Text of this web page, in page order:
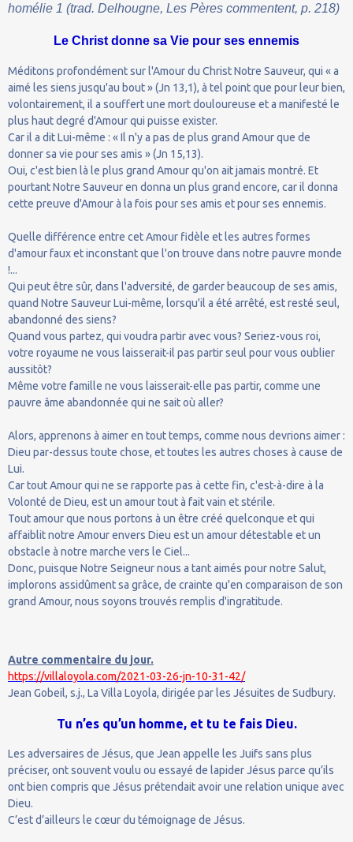
homélie 1 (trad. Delhougne, Les Pères commentent, p. 218)
Le Christ donne sa Vie pour ses ennemis
Méditons profondément sur l'Amour du Christ Notre Sauveur, qui « a
aimé les siens jusqu'au bout » (Jn 13,1), à tel point que pour leur bien,
volontairement, il a souffert une mort douloureuse et a manifesté le
plus haut degré d'Amour qui puisse exister.
Car il a dit Lui-même : « Il n'y a pas de plus grand Amour que de
donner sa vie pour ses amis » (Jn 15,13).
Oui, c'est bien là le plus grand Amour qu'on ait jamais montré. Et
pourtant Notre Sauveur en donna un plus grand encore, car il donna
cette preuve d'Amour à la fois pour ses amis et pour ses ennemis.
Quelle différence entre cet Amour fidèle et les autres formes
d'amour faux et inconstant que l'on trouve dans notre pauvre monde
!...
Qui peut être sûr, dans l'adversité, de garder beaucoup de ses amis,
quand Notre Sauveur Lui-même, lorsqu'il a été arrêté, est resté seul,
abandonné des siens?
Quand vous partez, qui voudra partir avec vous? Seriez-vous roi,
votre royaume ne vous laisserait-il pas partir seul pour vous oublier
aussitôt?
Même votre famille ne vous laisserait-elle pas partir, comme une
pauvre âme abandonnée qui ne sait où aller?
Alors, apprenons à aimer en tout temps, comme nous devrions aimer :
Dieu par-dessus toute chose, et toutes les autres choses à cause de
Lui.
Car tout Amour qui ne se rapporte pas à cette fin, c'est-à-dire à la
Volonté de Dieu, est un amour tout à fait vain et stérile.
Tout amour que nous portons à un être créé quelconque et qui
affaiblit notre Amour envers Dieu est un amour détestable et un
obstacle à notre marche vers le Ciel...
Donc, puisque Notre Seigneur nous a tant aimés pour notre Salut,
implorons assidûment sa grâce, de crainte qu'en comparaison de son
grand Amour, nous soyons trouvés remplis d'ingratitude.
Autre commentaire du jour.
https://villaloyola.com/2021-03-26-jn-10-31-42/
Jean Gobeil, s.j., La Villa Loyola, dirigée par les Jésuites de Sudbury.
Tu n’es qu’un homme, et tu te fais Dieu.
Les adversaires de Jésus, que Jean appelle les Juifs sans plus
préciser, ont souvent voulu ou essayé de lapider Jésus parce qu’ils
ont bien compris que Jésus prétendait avoir une relation unique avec
Dieu.
C’est d’ailleurs le cœur du témoignage de Jésus.